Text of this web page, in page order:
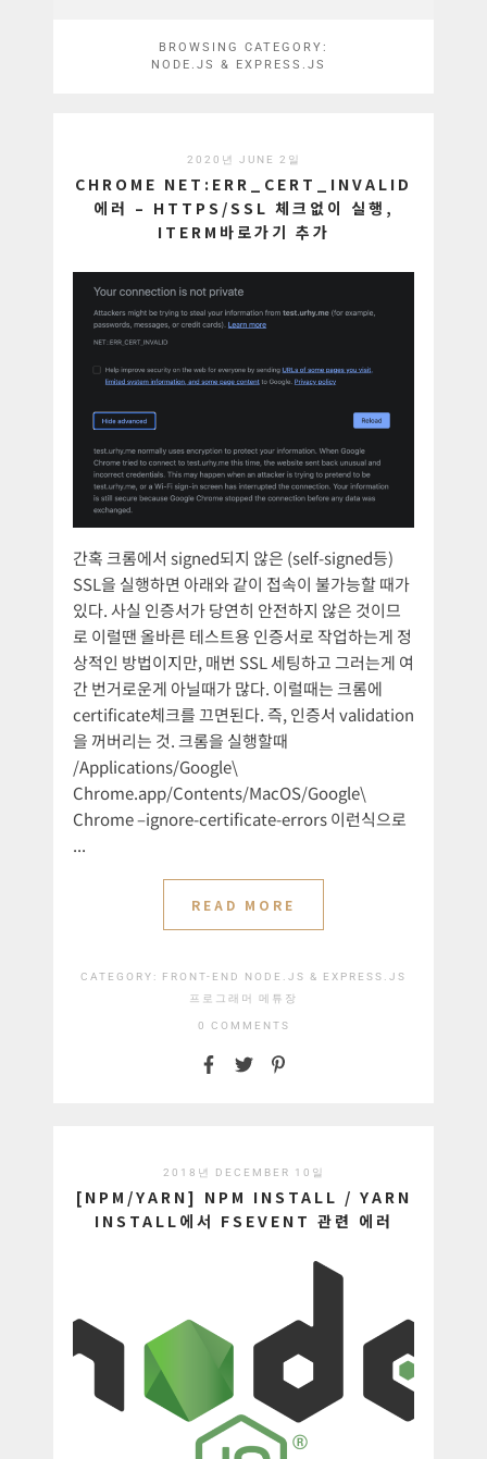
BROWSING CATEGORY:
NODE.JS & EXPRESS.JS
2020년 JUNE 2일
CHROME NET:ERR_CERT_INVALID
에러 – HTTPS/SSL 체크없이 실행,
ITERM바로가기 추가
간혹 크롬에서 signed되지 않은 (self-signed등)
SSL을 실행하면 아래와 같이 접속이 불가능할 때가
있다. 사실 인증서가 당연히 안전하지 않은 것이므
로 이럴땐 올바른 테스트용 인증서로 작업하는게 정
상적인 방법이지만, 매번 SSL 세팅하고 그러는게 여
간 번거로운게 아닐때가 많다. 이럴때는 크롬에
certificate체크를 끄면된다. 즉, 인증서 validation
을 꺼버리는 것. 크롬을 실행할때
/Applications/Google\
Chrome.app/Contents/MacOS/Google\
Chrome –ignore-certificate-errors 이런식으로
...
READ MORE
CATEGORY: FRONT-END
NODE.JS & EXPRESS.JS
프로그래머 메튜장
0 COMMENTS
2018년 DECEMBER 10일
[NPM/YARN] NPM INSTALL / YARN
INSTALL에서 FSEVENT 관련 에러